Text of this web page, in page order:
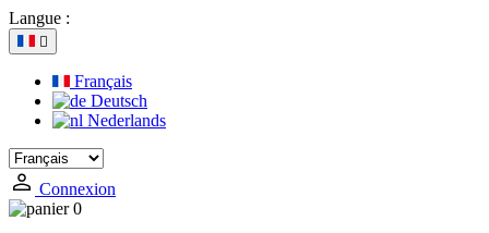
Langue :

Français
Deutsch
Nederlands
Connexion
0